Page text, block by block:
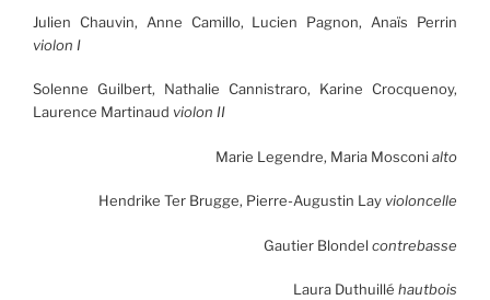
Julien Chauvin, Anne Camillo, Lucien Pagnon, Anaïs Perrin
violon I
Solenne Guilbert, Nathalie Cannistraro, Karine Crocquenoy,
Laurence Martinaud violon II
Marie Legendre, Maria Mosconi alto
Hendrike Ter Brugge, Pierre-Augustin Lay violoncelle
Gautier Blondel contrebasse
Laura Duthuillé hautbois